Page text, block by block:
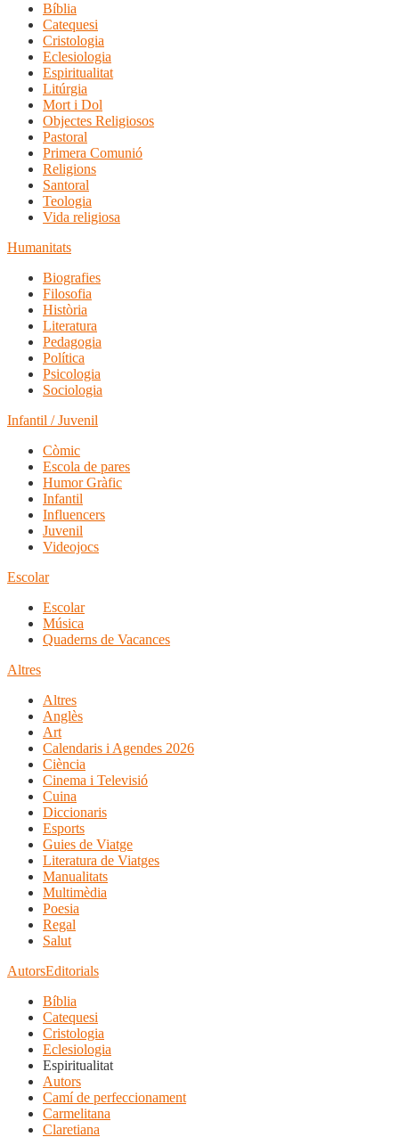
Bíblia
Catequesi
Cristologia
Eclesiologia
Espiritualitat
Litúrgia
Mort i Dol
Objectes Religiosos
Pastoral
Primera Comunió
Religions
Santoral
Teologia
Vida religiosa
Humanitats
Biografies
Filosofia
Història
Literatura
Pedagogia
Política
Psicologia
Sociologia
Infantil / Juvenil
Còmic
Escola de pares
Humor Gràfic
Infantil
Influencers
Juvenil
Videojocs
Escolar
Escolar
Música
Quaderns de Vacances
Altres
Altres
Anglès
Art
Calendaris i Agendes 2026
Ciència
Cinema i Televisió
Cuina
Diccionaris
Esports
Guies de Viatge
Literatura de Viatges
Manualitats
Multimèdia
Poesia
Regal
Salut
AutorsEditorials
Bíblia
Catequesi
Cristologia
Eclesiologia
Espiritualitat
Autors
Camí de perfeccionament
Carmelitana
Claretiana